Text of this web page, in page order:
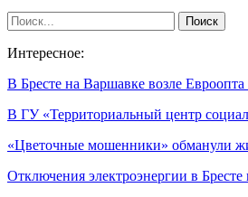
Интересное:
В Бресте на Варшавке возле
В ГУ «Территориальный центр
«Цветочные мошенники» обманули
Отключения электроэнергии в